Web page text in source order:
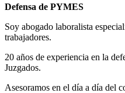
Defensa de PYMES
Soy abogado laboralista
trabajadores.
20 años de experiencia en la
Juzgados.
Asesoramos en el día a día del